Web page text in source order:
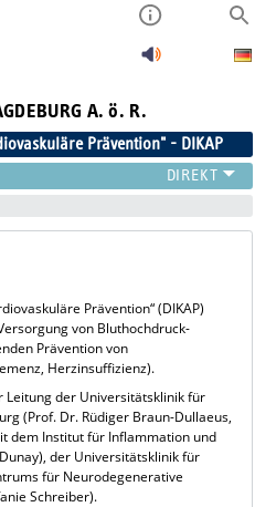
A. ö. R.
Prävention" - DIKAP
Prävention“ (DIKAP)
von Bluthochdruck-
Prävention von
Herzinsuffizienz).
der Universitätsklinik für
(Prof. Dr. Rüdiger Braun-Dullaeus,
dem Institut für Inflammation und
der Universitätsklinik für
für Neurodegenerative
Schreiber).